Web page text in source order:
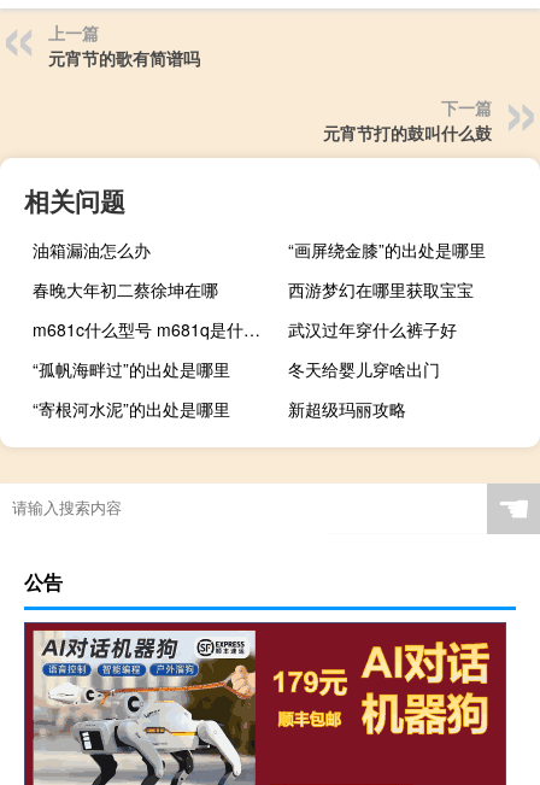
上一篇
元宵节的歌有简谱吗
下一篇
元宵节打的鼓叫什么鼓
相关问题
油箱漏油怎么办
“画屏绕金膝”的出处是哪里
春晚大年初二蔡徐坤在哪
西游梦幻在哪里获取宝宝
m681c什么型号 m681q是什么型号
武汉过年穿什么裤子好
“孤帆海畔过”的出处是哪里
冬天给婴儿穿啥出门
“寄根河水泥”的出处是哪里
新超级玛丽攻略
☚
公告